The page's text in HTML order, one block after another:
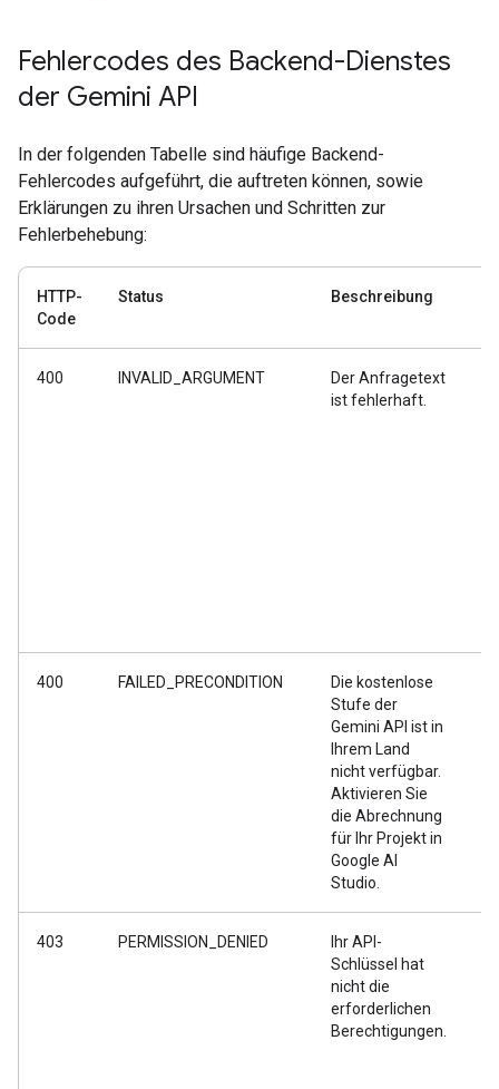
Fehlercodes des Backend-Dienstes
der Gemini API
In der folgenden Tabelle sind häufige Backend-
Fehlercodes aufgeführt, die auftreten können, sowie
Erklärungen zu ihren Ursachen und Schritten zur
Fehlerbehebung:
HTTP-
Code
Status Beschreibung
400 INVALID_ARGUMENT
Der Anfragetext
ist fehlerhaft.
400 FAILED_PRECONDITION
Die kostenlose
Stufe der
Gemini API ist in
Ihrem Land
nicht verfügbar.
Aktivieren Sie
die Abrechnung
für Ihr Projekt in
Google AI
Studio.
403 PERMISSION_DENIED
Ihr API-
Schlüssel hat
nicht die
erforderlichen
Berechtigungen.